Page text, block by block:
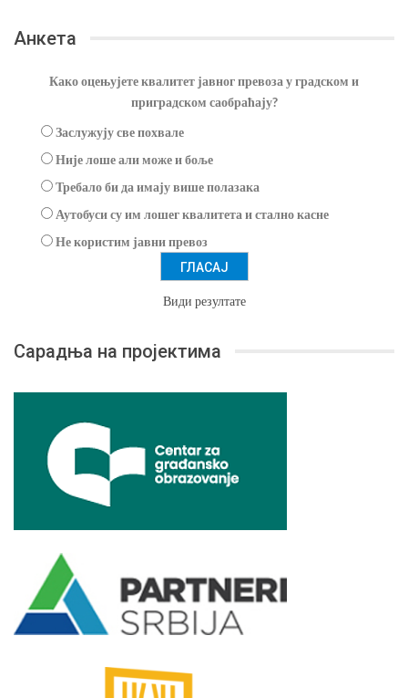
Анкета
Како оцењујете квалитет јавног превоза у градском и
приградском саобраћају?
Заслужују све похвале
Није лоше али може и боље
Требало би да имају више полазака
Аутобуси су им лошег квалитета и стално касне
Не користим јавни превоз
Види резултате
Сарадња на пројектима